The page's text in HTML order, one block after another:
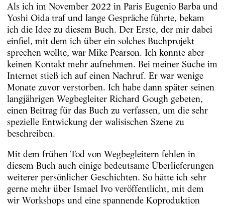
Als ich im November 2022 in Paris Eugenio Barba und
Yoshi Oida traf und lange Gespräche führte, bekam
ich die Idee zu diesem Buch. Der Erste, der mir dabei
einfiel, mit dem ich über ein solches Buchprojekt
sprechen wollte, war Mike Pearson. Ich konnte aber
keinen Kontakt mehr aufnehmen. Bei meiner Suche im
Internet stieß ich auf einen Nachruf. Er war wenige
Monate zuvor verstorben. Ich habe dann später seinen
langjährigen Wegbegleiter Richard Gough gebeten,
einen Beitrag für das Buch zu verfassen, um die sehr
spezielle Entwickung der walisischen Szene zu
beschreiben.
Mit dem frühen Tod von Wegbegleitern fehlen in
diesem Buch auch einige bedeutsame Überlieferungen
weiterer persönlicher Geschichten. So hätte ich sehr
gerne mehr über Ismael Ivo veröffentlicht, mit dem
wir Workshops und eine spannende Koproduktion